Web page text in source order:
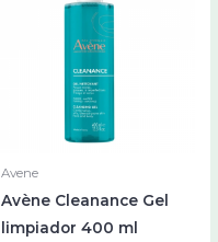
Avene
Avène Cleanance Gel
limpiador 400 ml